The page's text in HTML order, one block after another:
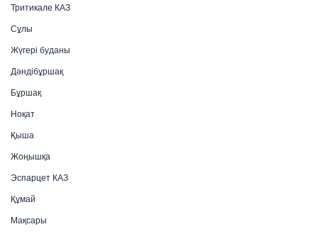
Тритикале КАЗ
Сұлы
Жүгері буданы
Дәндібұршақ
Бұршақ
Ноқат
Қыша
Жоңышқа
Эспарцет КАЗ
Құмай
Мақсары